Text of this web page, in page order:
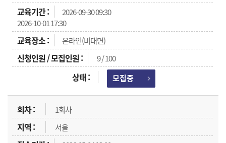
2026-09-30 09:30
2026-10-01 17:30
온라인(비대면)
9 / 100
모집중
1회차
서울